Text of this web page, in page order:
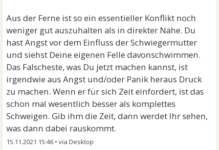
Aus der Ferne ist so ein essentieller Konflikt noch
weniger gut auszuhalten als in direkter Nähe. Du
hast Angst vor dem Einfluss der Schwiegermutter
und siehst Deine eigenen Felle davonschwimmen.
Das Falscheste, was Du jetzt machen kannst, ist
irgendwie aus Angst und/oder Panik heraus Druck
zu machen. Wenn er für sich Zeit einfordert, ist das
schon mal wesentlich besser als komplettes
Schweigen. Gib ihm die Zeit, dann werdet Ihr sehen,
was dann dabei rauskommt.
15.11.2021 15:46 •